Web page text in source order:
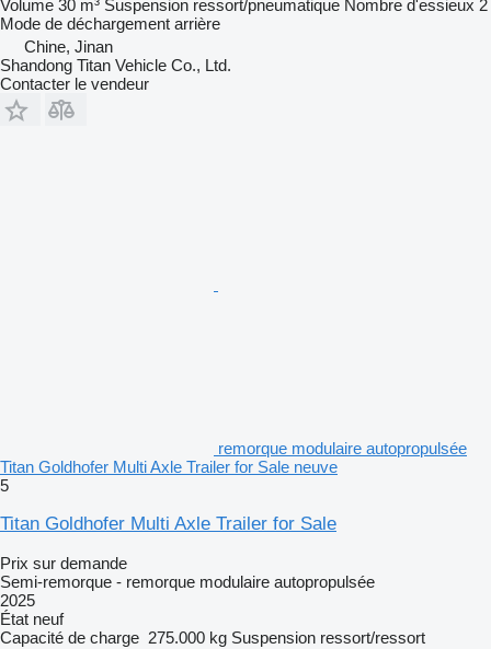
Volume 30 m³ Suspension ressort/pneumatique Nombre d'essieux 2
Mode de déchargement arrière
Chine, Jinan
Shandong Titan Vehicle Co., Ltd.
Contacter le vendeur
remorque modulaire autopropulsée
Titan Goldhofer Multi Axle Trailer for Sale neuve
5
Titan Goldhofer Multi Axle Trailer for Sale
Prix sur demande
Semi-remorque - remorque modulaire autopropulsée
2025
État neuf
Capacité de charge 275.000 kg Suspension ressort/ressort